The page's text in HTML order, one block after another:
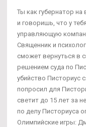
Ты как губернатор
и говоришь, что у
управляющую
Священник и
сможет вернуться в
решением суда по
убийство Писториус
попросил для
светит до 15 лет за
по делу Писториуса
Олимпийские игры: